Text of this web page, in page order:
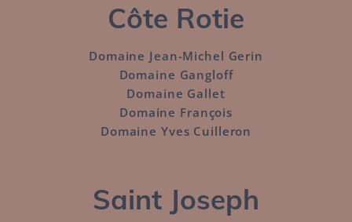
Côte Rotie
Domaine Jean-Michel Gerin
Domaine Gangloff
Domaine Gallet
Domaine François
Domaine Yves Cuilleron
Saint Joseph